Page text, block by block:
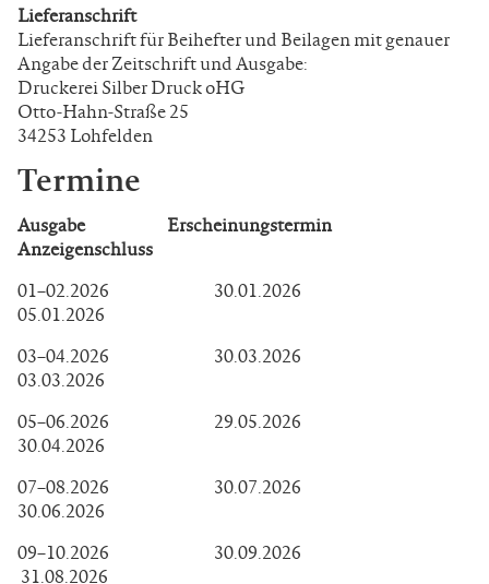
Lieferanschrift
Lieferanschrift für Beihefter und Beilagen mit genauer
Angabe der Zeitschrift und Ausgabe:
Druckerei Silber Druck oHG
Otto-Hahn-Straße 25
34253 Lohfelden
Termine
Ausgabe Erscheinungstermin
Anzeigenschluss
01–02.2026 30.01.2026
05.01.2026
03–04.2026 30.03.2026
03.03.2026
05–06.2026 29.05.2026
30.04.2026
07–08.2026 30.07.2026
30.06.2026
09–10.2026 30.09.2026
31.08.2026